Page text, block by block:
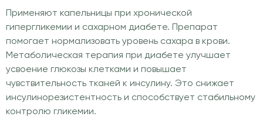
Применяют капельницы при хронической
гипергликемии и сахарном диабете. Препарат
помогает нормализовать уровень сахара в крови.
Метаболическая терапия при диабете улучшает
усвоение глюкозы клетками и повышает
чувствительность тканей к инсулину. Это снижает
инсулинорезистентность и способствует стабильному
контролю гликемии.